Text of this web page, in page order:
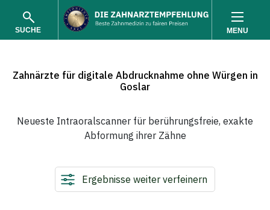
SUCHE MENU
Zahnärzte für digitale Abdrucknahme ohne Würgen in
Goslar
Neueste Intraoralscanner für berührungsfreie, exakte
Abformung ihrer Zähne
Ergebnisse weiter verfeinern